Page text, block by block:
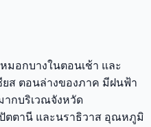
มอกบางในตอนเช้า และ
ยส ตอนล่างของภาค มีฝนฟ้า
ากบริเวณจังหวัด
ตตานี และนราธิวาส อุณหภูมิ